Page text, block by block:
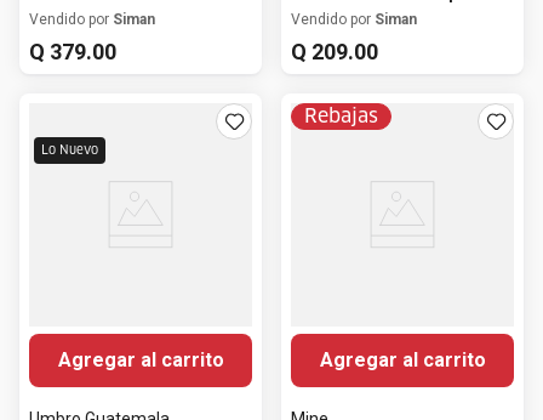
negro/blanco para mujer
Vendido por Siman
Q 379.00
hombre
Vendido por Siman
Q 209.00
Lo Nuevo
Agregar al carrito
Rebajas
Agregar al carrito